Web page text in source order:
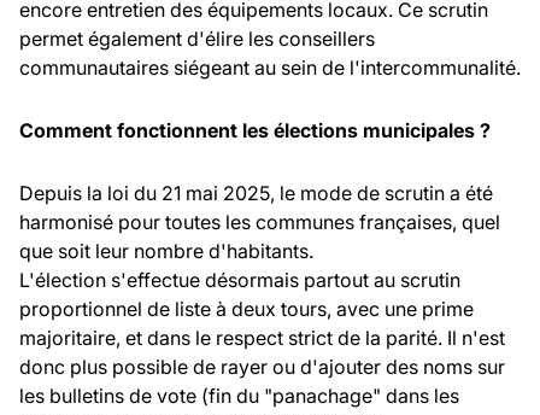
encore entretien des équipements locaux. Ce scrutin
permet également d'élire les conseillers
communautaires siégeant au sein de l'intercommunalité.
Comment fonctionnent les élections municipales ?
Depuis la loi du 21 mai 2025, le mode de scrutin a été
harmonisé pour toutes les communes françaises, quel
que soit leur nombre d'habitants.
L'élection s'effectue désormais partout au scrutin
proportionnel de liste à deux tours, avec une prime
majoritaire, et dans le respect strict de la parité. Il n'est
donc plus possible de rayer ou d'ajouter des noms sur
les bulletins de vote (fin du "panachage" dans les